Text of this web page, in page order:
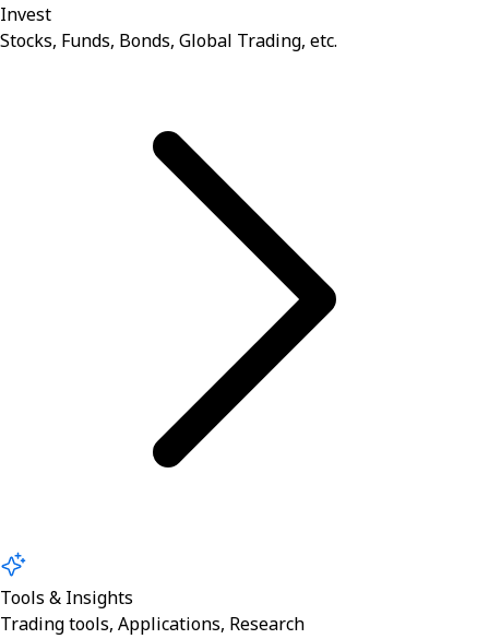
Invest
Stocks, Funds, Bonds, Global Trading, etc.
Tools & Insights
Trading tools, Applications, Research